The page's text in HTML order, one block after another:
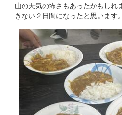
山の天気の怖さもあったかもしれ
きない２日間になったと思います。